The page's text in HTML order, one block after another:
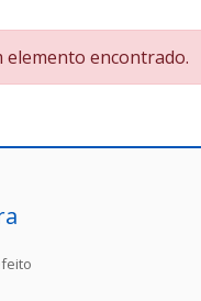
elemento encontrado.